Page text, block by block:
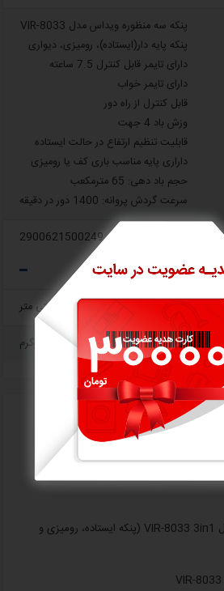
پنکه سه منظوره ویداس مدل VIR-8033
پنکه پایه دار(ایستاده)، رومیزی، دیواری
دارای تایمر قابل کنترل 7.5 ساعته
دارای تایمر خواب
قابل کنترل از راه دور
وزش باد 4 جهت
قابلیت تنظیم ارتفاع در حالت ایستاده
داراری پایه مناسب باری کف یا رومیزی
حجم باد دهی: 65 مترمکعب
سرعت گردش پروانه: 1400 دور در دقیقه
2900621500249
50x15x74 سانتی متر
7.5 کیلوگرم
پنکه سه منظوره ویداس مدل VIR-8033 3in1 (پنکه ایستاده، رومیزی و